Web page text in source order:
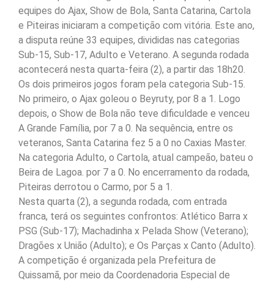
equipes do Ajax, Show de Bola, Santa Catarina, Cartola
e Piteiras iniciaram a competição com vitória. Este ano,
a disputa reúne 33 equipes, divididas nas categorias
Sub-15, Sub-17, Adulto e Veterano. A segunda rodada
acontecerá nesta quarta-feira (2), a partir das 18h20.
Os dois primeiros jogos foram pela categoria Sub-15.
No primeiro, o Ajax goleou o Beyruty, por 8 a 1. Logo
depois, o Show de Bola não teve dificuldade e venceu
A Grande Família, por 7 a 0. Na sequência, entre os
veteranos, Santa Catarina fez 5 a 0 no Caxias Master.
Na categoria Adulto, o Cartola, atual campeão, bateu o
Beira de Lagoa. por 7 a 0. No encerramento da rodada,
Piteiras derrotou o Carmo, por 5 a 1.
Nesta quarta (2), a segunda rodada, com entrada
franca, terá os seguintes confrontos: Atlético Barra x
PSG (Sub-17); Machadinha x Pelada Show (Veterano);
Dragões x União (Adulto); e Os Parças x Canto (Adulto).
A competição é organizada pela Prefeitura de
Quissamã, por meio da Coordenadoria Especial de